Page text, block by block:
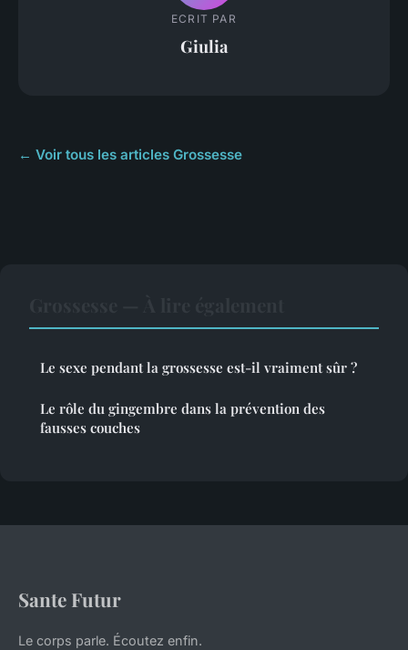
ECRIT PAR
Giulia
← Voir tous les articles Grossesse
Le sexe pendant la grossesse est-il vraiment sûr ?
Le rôle du gingembre dans la prévention des
fausses couches
Sante Futur
Le corps parle. Écoutez enfin.